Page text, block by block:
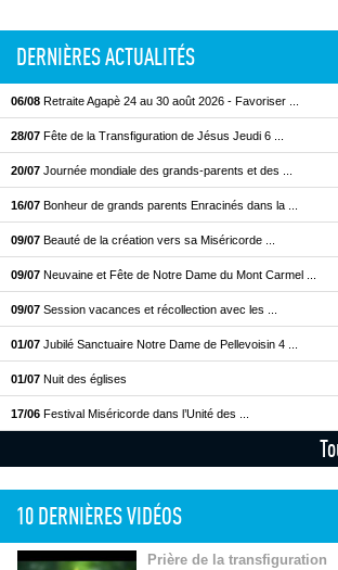
DERNIÈRES ACTUALITÉS
06/08 Retraite Agapè 24 au 30 août 2026 - Favoriser ...
28/07 Fête de la Transfiguration de Jésus Jeudi 6 ...
20/07 Journée mondiale des grands-parents et des ...
16/07 Bonheur de grands parents Enracinés dans la ...
09/07 Beauté de la création vers sa Miséricorde ...
09/07 Neuvaine et Fête de Notre Dame du Mont Carmel ...
09/07 Session vacances et récollection avec les ...
01/07 Jubilé Sanctuaire Notre Dame de Pellevoisin 4 ...
01/07 Nuit des églises
17/06 Festival Miséricorde dans l’Unité des ...
10 DERNIÈRES VIDÉOS
Prière de la transfiguration